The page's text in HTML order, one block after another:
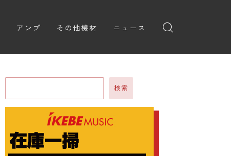
アンプ その他機材
アクセサリ
ニュース
弾いてみた
検索